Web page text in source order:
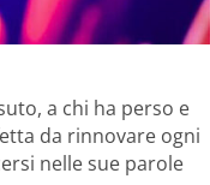
a chi ha perso e
da rinnovare ogni
nelle sue parole